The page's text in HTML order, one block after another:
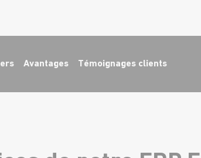
Avantages Témoignages clients